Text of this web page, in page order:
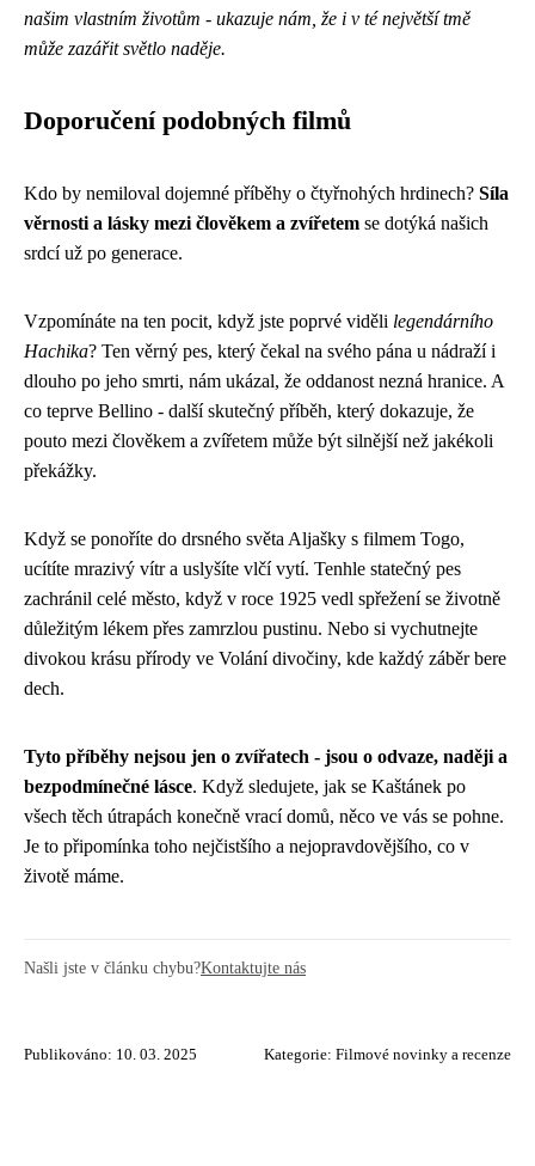
našim vlastním životům - ukazuje nám, že i v té největší tmě
může zazářit světlo naděje.
Doporučení podobných filmů
Kdo by nemiloval dojemné příběhy o čtyřnohých hrdinech? Síla
věrnosti a lásky mezi člověkem a zvířetem se dotýká našich
srdcí už po generace.
Vzpomínáte na ten pocit, když jste poprvé viděli legendárního
Hachika? Ten věrný pes, který čekal na svého pána u nádraží i
dlouho po jeho smrti, nám ukázal, že oddanost nezná hranice. A
co teprve Bellino - další skutečný příběh, který dokazuje, že
pouto mezi člověkem a zvířetem může být silnější než jakékoli
překážky.
Když se ponoříte do drsného světa Aljašky s filmem Togo,
ucítíte mrazivý vítr a uslyšíte vlčí vytí. Tenhle statečný pes
zachránil celé město, když v roce 1925 vedl spřežení se životně
důležitým lékem přes zamrzlou pustinu. Nebo si vychutnejte
divokou krásu přírody ve Volání divočiny, kde každý záběr bere
dech.
Tyto příběhy nejsou jen o zvířatech - jsou o odvaze, naději a
bezpodmínečné lásce. Když sledujete, jak se Kaštánek po
všech těch útrapách konečně vrací domů, něco ve vás se pohne.
Je to připomínka toho nejčistšího a nejopravdovějšího, co v
životě máme.
Našli jste v článku chybu?Kontaktujte nás
Publikováno: 10. 03. 2025 Kategorie: Filmové novinky a recenze